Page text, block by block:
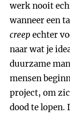
werk nooit
wanneer een
creep echter
naar wat je
duurzame
mensen
project, om
dood te lopen.